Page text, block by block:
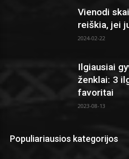
Vienodi
reiškia, jei
2024-02-22
Ilgiausiai
ženklai: 3
favoritai
2023-08-13
Populiariausios kategorijos